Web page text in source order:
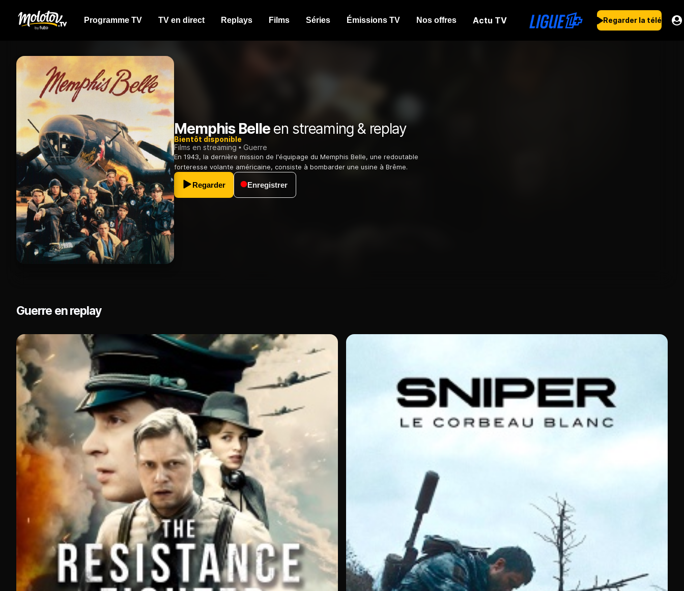
Programme TV TV en direct Replays Films Séries Émissions TV Nos offres Actu TV Regarder la télé
Memphis Belleen streaming & replay
Bientôt disponible
Films en streaming
Guerre
En 1943, la dernière mission de l'équipage du Memphis Belle, une redoutable
forteresse volante américaine, consiste à bombarder une usine à Brême.
Regarder Enregistrer
Guerre en replay